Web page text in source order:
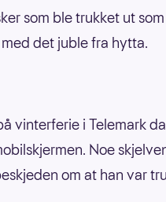
som ble trukket ut
det juble fra hytta.
vinterferie i Telemark
Noe
om at han var